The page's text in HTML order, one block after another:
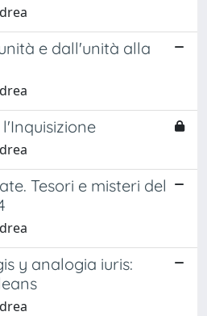
e dall'unità alla
Tesori e misteri del
y analogia iuris: